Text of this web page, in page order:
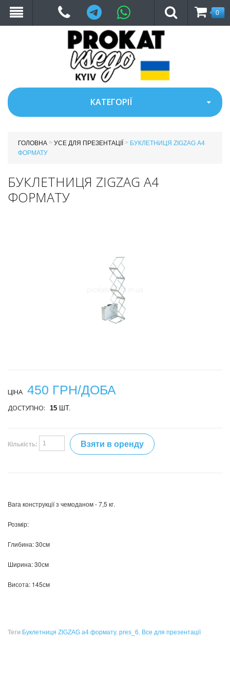
Telegram
0
КАТЕГОРІЇ
ГОЛОВНА > УСЕ ДЛЯ ПРЕЗЕНТАЦІЇ > БУКЛЕТНИЦЯ ZIGZAG А4
ФОРМАТУ
БУКЛЕТНИЦЯ ZIGZAG А4
ФОРМАТУ
ЦІНА 450 ГРН/ДОБА
ДОСТУПНО: 15 ШТ.
Кількість: Взяти в оренду
Вага конструкції з чемоданом - 7,5 кг.
Розмір:
Глибина: 30см
Ширина: 30см
Висота: 145см
Теги Буклетниця ZIGZAG а4 формату, pres_6, Все для презентації